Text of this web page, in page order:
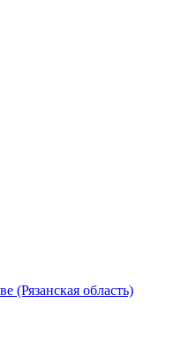
(Рязанская область)